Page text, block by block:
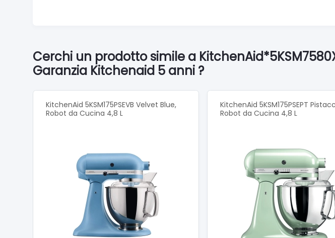
Cerchi un prodotto simile a
Garanzia Kitchenaid 5 anni ?
KitchenAid 5KSM175PSEVB Velvet Blue,
Robot da Cucina 4,8 L
KitchenAid 5KSM175PSEPT
Robot da Cucina 4,8 L